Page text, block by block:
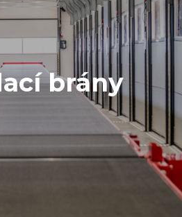
brány